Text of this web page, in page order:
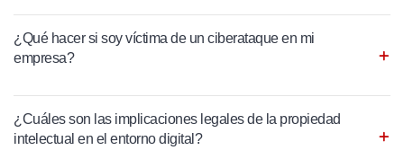
¿Qué hacer si soy víctima de un ciberataque en mi
empresa?
¿Cuáles son las implicaciones legales de la propiedad
intelectual en el entorno digital?